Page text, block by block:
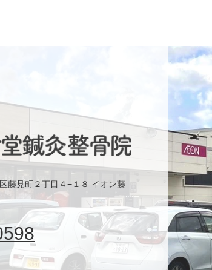
藤見町２丁目４−１８ イオン藤